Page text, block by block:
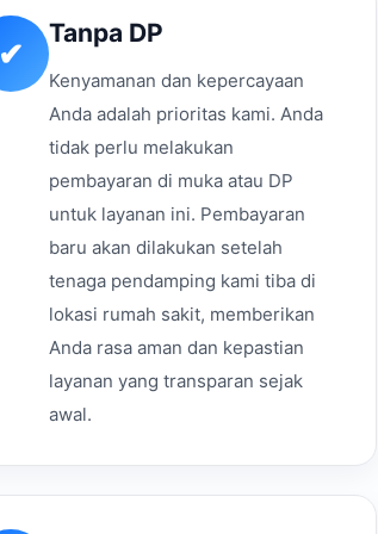
✔
Tanpa DP
Kenyamanan dan kepercayaan
Anda adalah prioritas kami. Anda
tidak perlu melakukan
pembayaran di muka atau DP
untuk layanan ini. Pembayaran
baru akan dilakukan setelah
tenaga pendamping kami tiba di
lokasi rumah sakit, memberikan
Anda rasa aman dan kepastian
layanan yang transparan sejak
awal.